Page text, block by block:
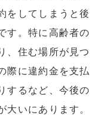
をしてしまうと後
す。特に高齢者の
、住む場所が見つ
際に違約金を支払
するなど、今後の
大いにあります。